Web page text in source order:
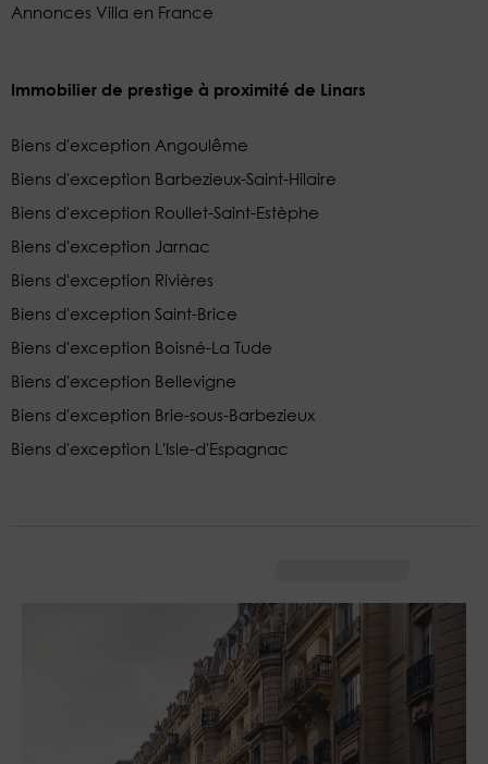
Annonces Villa en France
Immobilier de prestige à proximité de Linars
Biens d'exception Angoulême
Biens d'exception Barbezieux-Saint-Hilaire
Biens d'exception Roullet-Saint-Estèphe
Biens d'exception Jarnac
Biens d'exception Rivières
Biens d'exception Saint-Brice
Biens d'exception Boisné-La Tude
Biens d'exception Bellevigne
Biens d'exception Brie-sous-Barbezieux
Biens d'exception L'Isle-d'Espagnac